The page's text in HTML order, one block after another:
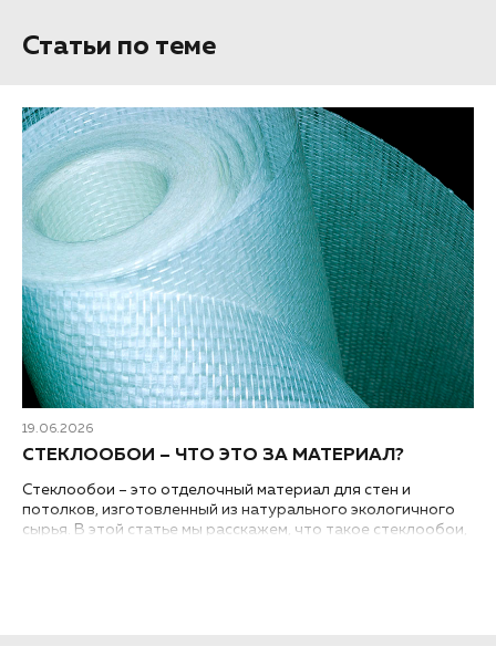
Статьи по теме
19.06.2026
СТЕКЛООБОИ – ЧТО ЭТО ЗА МАТЕРИАЛ?
Стеклообои – это отделочный материал для стен и
потолков, изготовленный из натурального экологичного
сырья. В этой статье мы расскажем, что такое стеклообои,